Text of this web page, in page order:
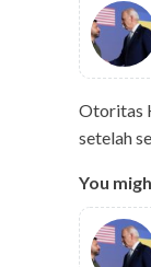
Otoritas
setelah
You